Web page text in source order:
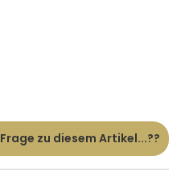
Frage zu diesem Artikel...??